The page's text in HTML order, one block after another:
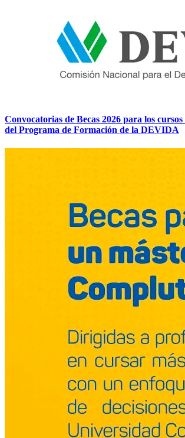
Convocatorias de Becas 2026 para los
del Programa de Formación de la DEVIDA